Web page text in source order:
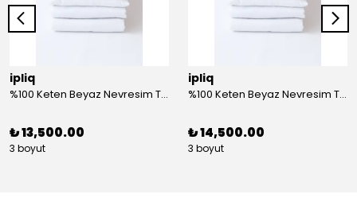
ipliq
%100 Keten Beyaz Nevresim Takımı - Çift Kişilik
₺ 13,500.00
3 boyut
ipliq
%100 Keten Beyaz Nevresim Takımı - King Size
₺ 14,500.00
3 boyut